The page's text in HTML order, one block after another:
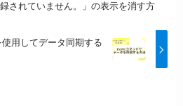
されていません。」の表示を消す方
使用してデータ同期する